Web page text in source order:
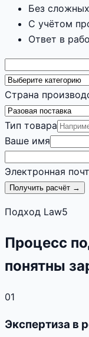
Без
С учётом
Ответ в
Страна
Тип товара
Ваше имя
Электронная
Получить расчёт →
Подход Law5
Процесс
понятны
01
Экспертиза в